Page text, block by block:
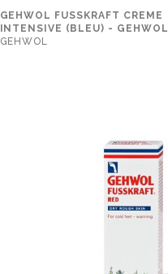
GEHWOL FUSSKRAFT CREME
INTENSIVE (BLEU) - GEHWOL
GEHWOL